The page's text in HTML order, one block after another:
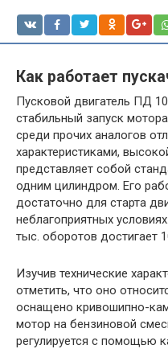
Как работает
Пусковой двигатель ПД
стабильный запуск
среди прочих аналогов
характеристиками,
представляет собой
одним цилиндром. Его
достаточно для старта
неблагоприятных
тыс. оборотов достигает
Изучив технические
отметить, что оно
оснащено кривошипно-
мотор на бензиновой
регулируется с помощью